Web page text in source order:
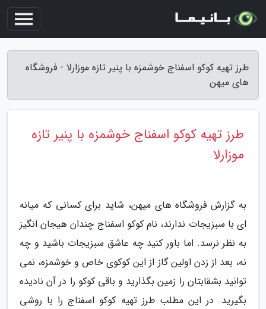
طرز تهیه کوکو اسفناج خوشمزه با پنیر تازه موزارلا - فروشگاه
های میهن
طرز تهیه کوکو اسفناج خوشمزه با پنیر تازه
موزارلا
به گزارش فروشگاه های میهن، شاید برای کسانی که میانه
ای با سبزیجات ندارند، نام کوکو اسفناج چندان هیجان انگیز
به نظر نرسد. اما باور کنید چه عاشق سبزیجات باشید و چه
نه، بعد از زدن اولین گاز از این کوکوی خاص و خوشمزه، نمی
توانید بشقابتان را زمین بگذارید و باقی کوکو را در آن نادیده
بگیرید. در این مطلب طرز تهیه کوکو اسفناج را با روشی